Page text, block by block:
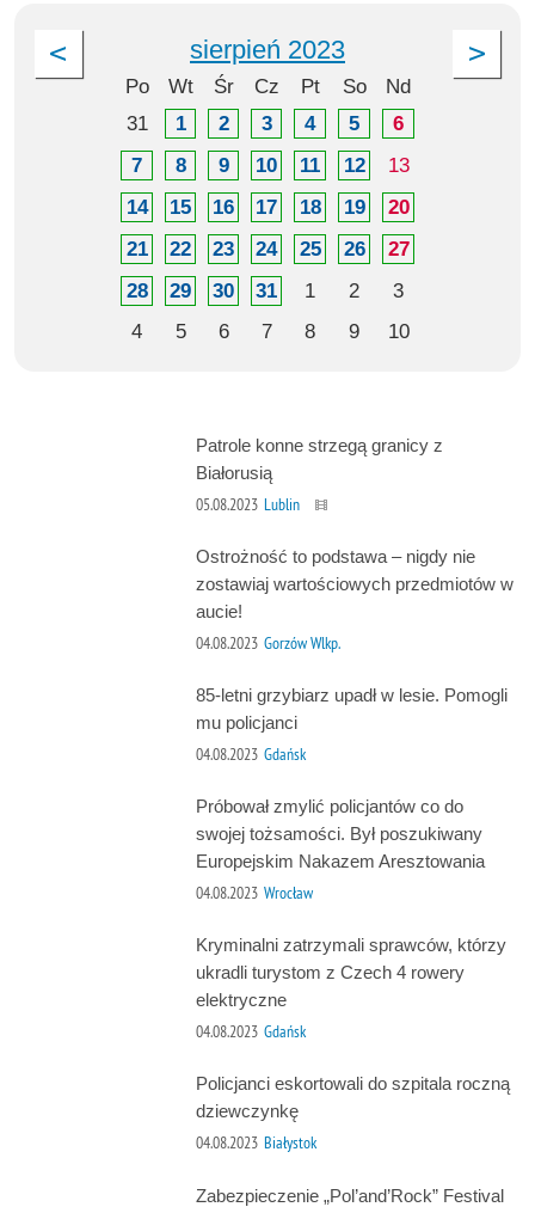
sierpień 2023
Po Wt Śr Cz Pt So
Nd
31
1 2 3 4 5
6
7
8 9 10 11 12
13
14
15 16 17 18 19
20
21
22 23 24 25 26
27
28
29 30 31 1 2
3
4
5 6 7 8 9 10
Patrole konne strzegą granicy z
Białorusią
05.08.2023 Lublin
Ostrożność to podstawa – nigdy nie
zostawiaj wartościowych przedmiotów w
aucie!
04.08.2023 Gorzów Wlkp.
85-letni grzybiarz upadł w lesie. Pomogli
mu policjanci
04.08.2023 Gdańsk
Próbował zmylić policjantów co do
swojej tożsamości. Był poszukiwany
Europejskim Nakazem Aresztowania
04.08.2023 Wrocław
Kryminalni zatrzymali sprawców, którzy
ukradli turystom z Czech 4 rowery
elektryczne
04.08.2023 Gdańsk
Policjanci eskortowali do szpitala roczną
dziewczynkę
04.08.2023 Białystok
Zabezpieczenie „Pol’and’Rock” Festival